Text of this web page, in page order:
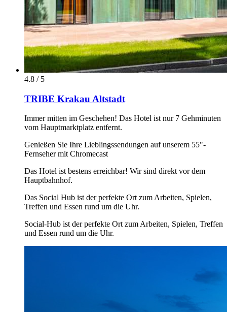
4.8 / 5
TRIBE Krakau Altstadt
Immer mitten im Geschehen! Das Hotel ist nur 7 Gehminuten
vom Hauptmarktplatz entfernt.
Genießen Sie Ihre Lieblingssendungen auf unserem 55"-
Fernseher mit Chromecast
Das Hotel ist bestens erreichbar! Wir sind direkt vor dem
Hauptbahnhof.
Das Social Hub ist der perfekte Ort zum Arbeiten, Spielen,
Treffen und Essen rund um die Uhr.
Social-Hub ist der perfekte Ort zum Arbeiten, Spielen, Treffen
und Essen rund um die Uhr.